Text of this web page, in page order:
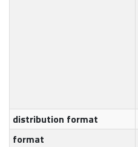
distribution format
format